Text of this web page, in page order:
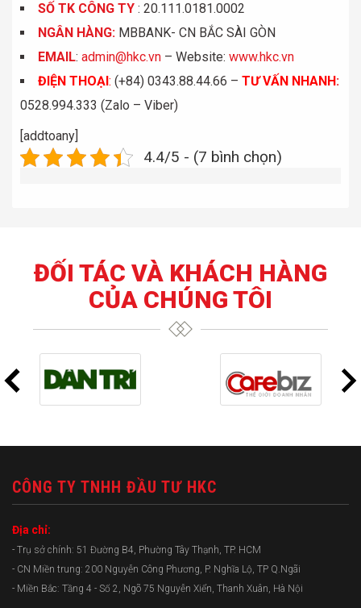
SỐ TK CÔNG TY : 20.111.0181.0002
NGÂN HÀNG: MBBANK- CN BẮC SÀI GÒN
EMAIL: admin@hkc.vn – Website: www.hkc.vn
ĐIỆN THOẠI: (+84) 0343.88.44.66 – TƯ VẤN NHANH:
0528.994.333 (Zalo – Viber)
[addtoany]
4.4/5 - (7 bình chọn)
ĐỐI TÁC VÀ KHÁCH HÀNG
CỦA CHÚNG TÔI
CÔNG TY TNHH ĐẦU TƯ HKC
Địa chỉ:
- Trụ sở chính: 51 Đường B4, Phường Tây Thạnh, TP. HCM
- CN Miền trung: 200 Nguyễn Công Phương, P. Nghĩa Lộ, TP Q.Ngãi
- Miền Bắc: Tầng 4 - Số 2, Ngõ 75 Nguyễn Xiển, Thanh Xuân, Hà Nội